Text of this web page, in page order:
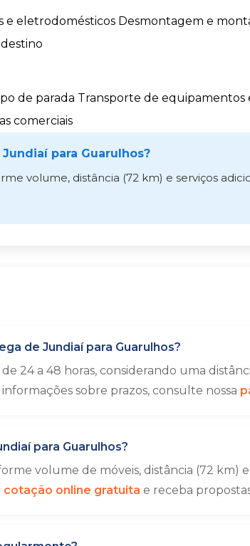
e eletrodomésticos Desmontagem e
de parada Transporte de equipamentos
comerciais
para Guarulhos?
volume, distância (72 km) e serviços
de Jundiaí para Guarulhos?
24 a 48 horas, considerando uma
sobre prazos, consulte nossa
para Guarulhos?
volume de móveis, distância (72
cotação online gratuita e receba